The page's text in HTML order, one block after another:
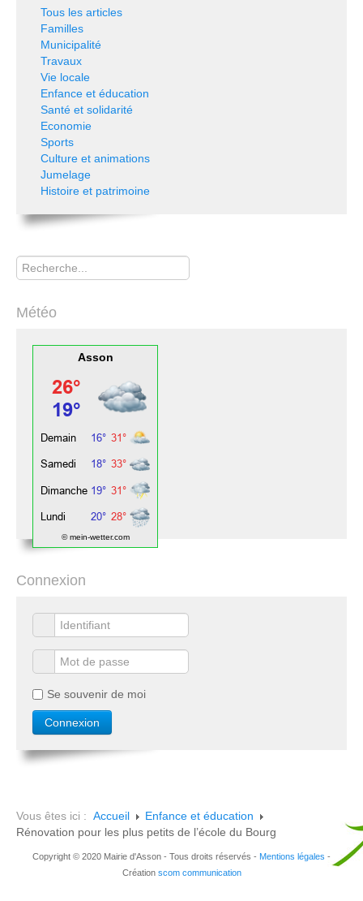
Tous les articles
Familles
Municipalité
Travaux
Vie locale
Enfance et éducation
Santé et solidarité
Economie
Sports
Culture et animations
Jumelage
Histoire et patrimoine
Rechercher
Météo
Asson
© mein-wetter.com
Connexion
Se souvenir de moi
Vous êtes ici : Accueil
Enfance et éducation
Rénovation pour les plus petits de l’école du Bourg
Copyright © 2020 Mairie d'Asson - Tous droits réservés - Mentions légales -
Création scom communication